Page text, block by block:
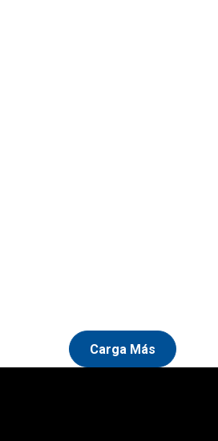
Carga Más